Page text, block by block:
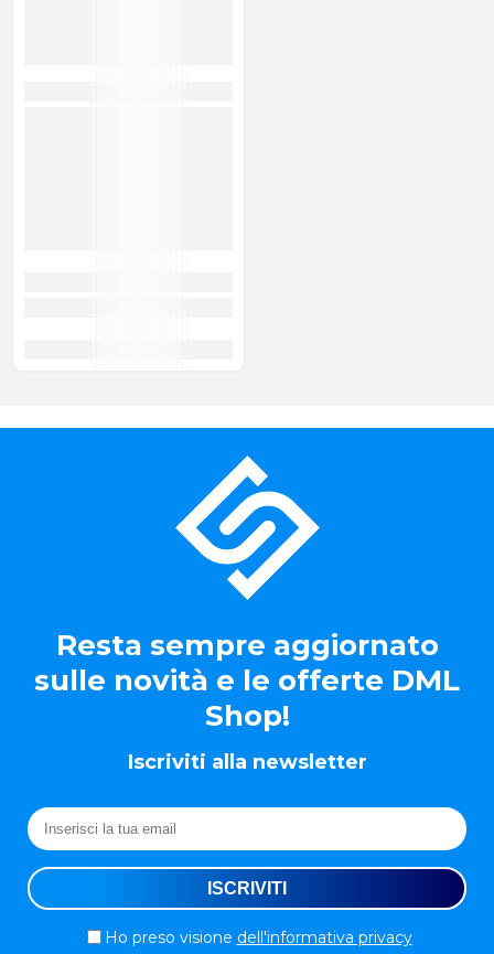
Resta sempre aggiornato
sulle novità e le offerte DML
Shop!
Iscriviti alla newsletter
Ho preso visione dell'informativa privacy